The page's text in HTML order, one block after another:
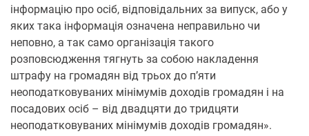
інформацію про осіб, відповідальних за випуск, або у
яких така інформація означена неправильно чи
неповно, а так само організація такого
розповсюдження тягнуть за собою накладення
штрафу на громадян від трьох до п’яти
неоподатковуваних мінімумів доходів громадян і на
посадових осіб – від двадцяти до тридцяти
неоподатковуваних мінімумів доходів громадян».